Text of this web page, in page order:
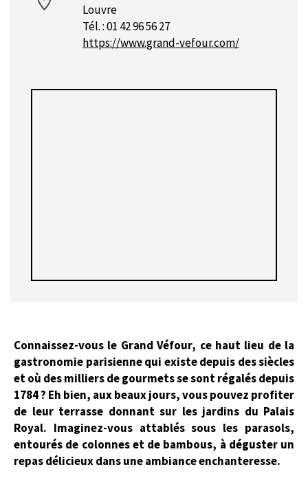
Louvre
Tél. : 01 42 96 56 27
https://www.grand-vefour.com/
Connaissez-vous le Grand Véfour, ce haut lieu de la
gastronomie parisienne qui existe depuis des siècles
et où des milliers de gourmets se sont régalés depuis
1784 ? Eh bien, aux beaux jours, vous pouvez profiter
de leur terrasse donnant sur les jardins du Palais
Royal. Imaginez-vous attablés sous les parasols,
entourés de colonnes et de bambous, à déguster un
repas délicieux dans une ambiance enchanteresse.